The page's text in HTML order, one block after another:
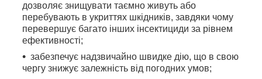
дозволяє знищувати таємно живуть або
перебувають в укриттях шкідників, завдяки чому
перевершує багато інших інсектициди за рівнем
ефективності;
забезпечує надзвичайно швидке дію, що в свою
чергу знижує залежність від погодних умов;